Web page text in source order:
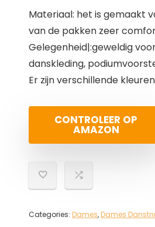
Materiaal: het is gemaakt
van de pakken zeer
Gelegenheid|:geweldig
danskleding,
Er zijn verschillende
CONTROLEER OP
AMAZON
Categories: Dames,Dames